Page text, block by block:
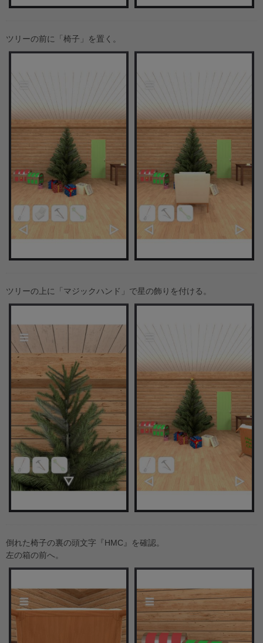
ツリーの前に「椅子」を置く。
ツリーの上に「マジックハンド」で星の飾りを付ける。
倒れた椅子の裏の頭文字『HMC』を確認。
左の箱の前へ。